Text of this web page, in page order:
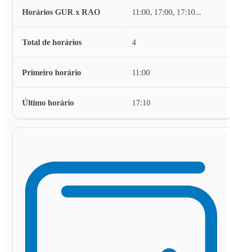
Horários GUR x RAO 11:00, 17:00, 17:10...
Total de horários 4
Primeiro horário 11:00
Último horário 17:10